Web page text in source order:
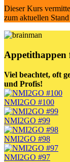
Dieser Kurs
zum aktuellen
Viel beachtet, oft
und Profis!
NMI2GO #100
NMI2GO #99
NMI2GO #98
NMI2GO #97